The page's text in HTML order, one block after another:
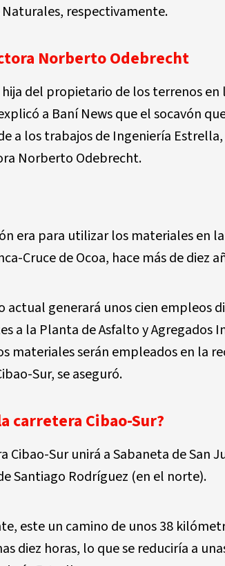
Naturales, respectivamente.
Norberto Odebrecht
hija del propietario de los terrenos
a Baní News que el socavón
a los trabajos de Ingeniería
Norberto Odebrecht.
era para utilizar los materiales en
Cruce de Ocoa, hace más de diez
actual generará unos cien empleos
a la Planta de Asfalto y Agregados
materiales serán empleados en la
Sur, se aseguró.
carretera Cibao-Sur?
Cibao-Sur unirá a Sabaneta de San
Santiago Rodríguez (en el norte).
este un camino de unos 38
diez horas, lo que se reduciría a